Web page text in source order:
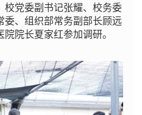
校党委副书记张耀、校务委
委、组织部常务副部长顾远
院长夏家红参加调研。